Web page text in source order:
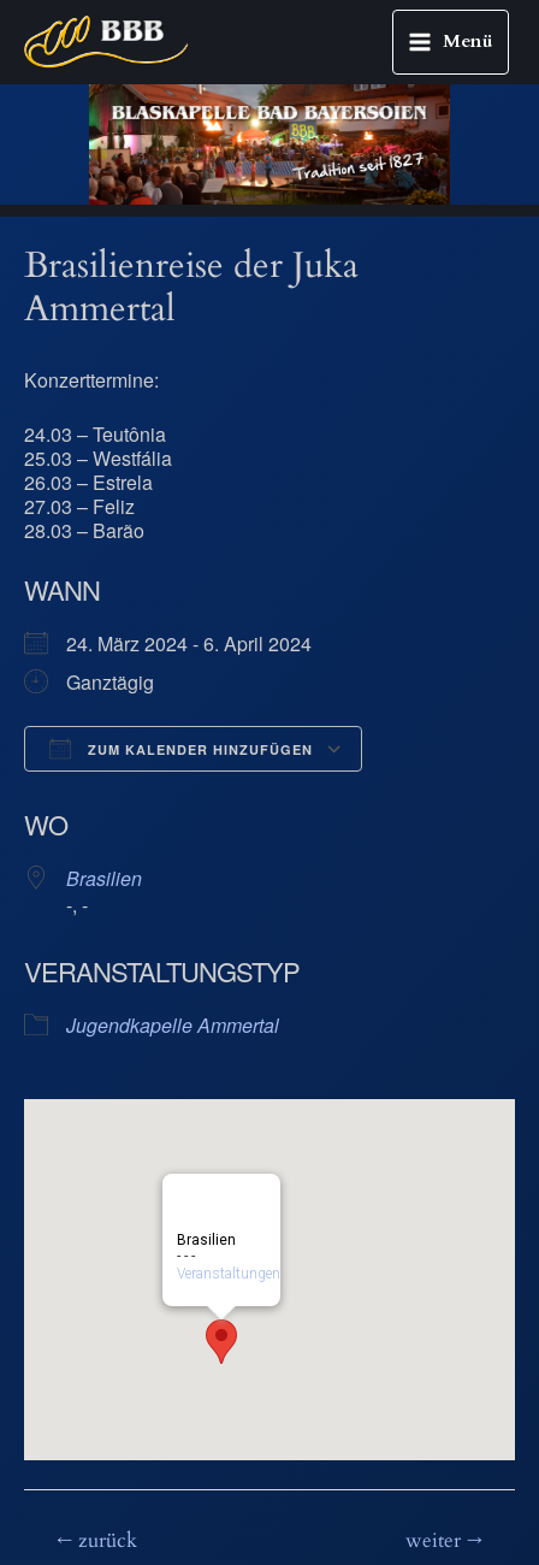
Main
Menu
Menü
Brasilienreise der Juka
Ammertal
Konzerttermine:
24.03 – Teutônia
25.03 – Westfália
26.03 – Estrela
27.03 – Feliz
28.03 – Barão
WANN
24. März 2024 - 6. April 2024
Ganztägig
ZUM KALENDER HINZUFÜGEN
WO
Brasilien
-, -
VERANSTALTUNGSTYP
Jugendkapelle Ammertal
Brasilien
- - -
Veranstaltungen
Beitragsnavigation
←zurück weiter→